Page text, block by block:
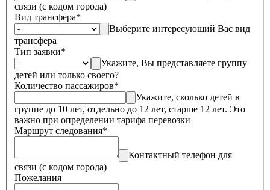
связи (с кодом города)
Вид трансфера*
Выберите интересующий Вас вид
трансфера
Тип заявки*
Укажите, Вы представляете группу
детей или только своего?
Количество пассажиров*
Укажите, сколько детей в
группе до 10 лет, отдельно до 12 лет, старше 12 лет. Это
важно при определении тарифа перевозки
Маршрут следования*
Контактный телефон для
связи (с кодом города)
Пожелания